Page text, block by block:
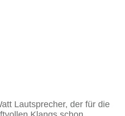
Lautsprecher, der für die